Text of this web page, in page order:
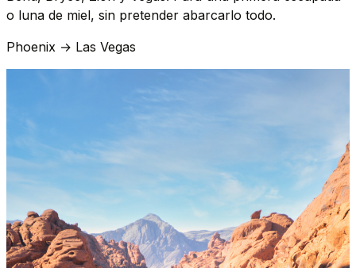
o luna de miel, sin pretender abarcarlo todo.
Phoenix → Las Vegas